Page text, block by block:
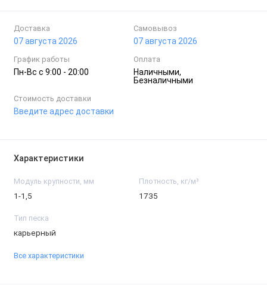
Доставка
07 августа 2026
Самовывоз
07 августа 2026
График работы
Пн-Вc с 9:00 - 20:00
Оплата
Наличными,
Безналичными
Стоимость доставки
Введите адрес доставки
Характеристики
Модуль крупности, мм
1-1,5
Плотность, кг/м³
1735
Тип песка
карьерный
Все характеристики